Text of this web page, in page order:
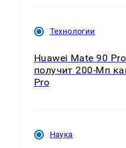
Технологии
Huawei Mate 90
получит 200-Мп
Pro
Наука